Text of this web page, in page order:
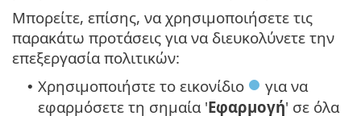
Μπορείτε, επίσης, να χρησιμοποιήσετε τις
παρακάτω προτάσεις για να διευκολύνετε την
επεξεργασία πολιτικών:
• Χρησιμοποιήστε το εικονίδιο
για να
εφαρμόσετε τη σημαία 'Εφαρμογή' σε όλα